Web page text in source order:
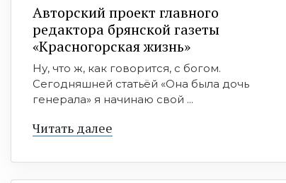
Авторский проект главного
редактора брянской газеты
«Красногорская жизнь»
Ну, что ж, как говорится, с богом.
Сегодняшней статьёй «Она была дочь
генерала» я начинаю свой ...
Читать далее